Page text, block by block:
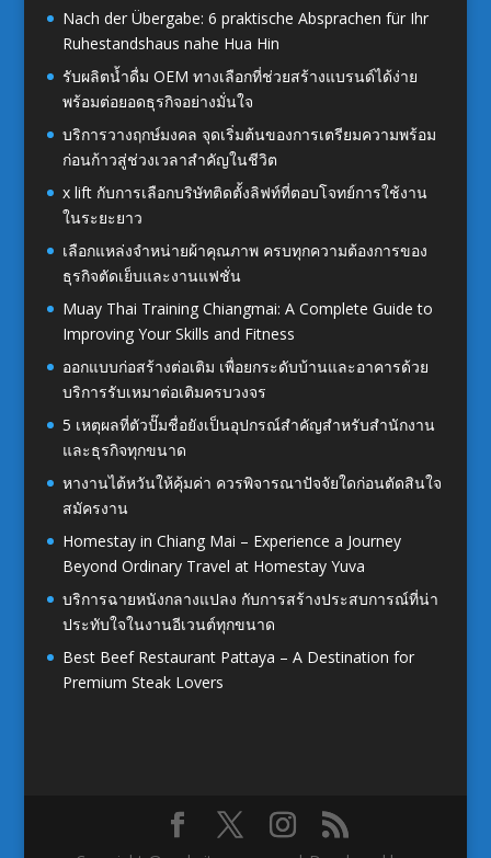
Nach der Übergabe: 6 praktische Absprachen für Ihr
Ruhestandshaus nahe Hua Hin
รับผลิตน้ำดื่ม OEM ทางเลือกที่ช่วยสร้างแบรนด์ได้ง่าย
พร้อมต่อยอดธุรกิจอย่างมั่นใจ
บริการวางฤกษ์มงคล จุดเริ่มต้นของการเตรียมความพร้อม
ก่อนก้าวสู่ช่วงเวลาสำคัญในชีวิต
x lift กับการเลือกบริษัทติดตั้งลิฟท์ที่ตอบโจทย์การใช้งาน
ในระยะยาว
เลือกแหล่งจำหน่ายผ้าคุณภาพ ครบทุกความต้องการของ
ธุรกิจตัดเย็บและงานแฟชั่น
Muay Thai Training Chiangmai: A Complete Guide to
Improving Your Skills and Fitness
ออกแบบก่อสร้างต่อเติม เพื่อยกระดับบ้านและอาคารด้วย
บริการรับเหมาต่อเติมครบวงจร
5 เหตุผลที่ตัวปั๊มชื่อยังเป็นอุปกรณ์สำคัญสำหรับสำนักงาน
และธุรกิจทุกขนาด
หางานไต้หวันให้คุ้มค่า ควรพิจารณาปัจจัยใดก่อนตัดสินใจ
สมัครงาน
Homestay in Chiang Mai – Experience a Journey
Beyond Ordinary Travel at Homestay Yuva
บริการฉายหนังกลางแปลง กับการสร้างประสบการณ์ที่น่า
ประทับใจในงานอีเวนต์ทุกขนาด
Best Beef Restaurant Pattaya – A Destination for
Premium Steak Lovers